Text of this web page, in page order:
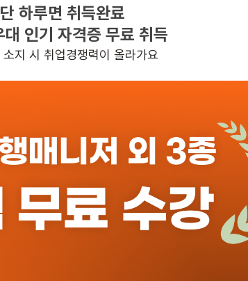
찾으시는 조건의 일자리가 없습니다
노력하는 케어파트너가 되겠습니다.
단 하루면 취득완료
대 인기 자격증 무료 취득
소지 시 취업경쟁력이 올라가요